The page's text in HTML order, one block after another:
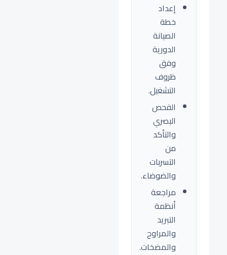
إعداد
خطة
الصيانة
الدورية
وفق
ظروف
التشغيل.
الفحص
البصري
والتأكد
من
التسربات
والضوضاء.
مراجعة
أنظمة
التبريد
والمراوح
والمضخات.